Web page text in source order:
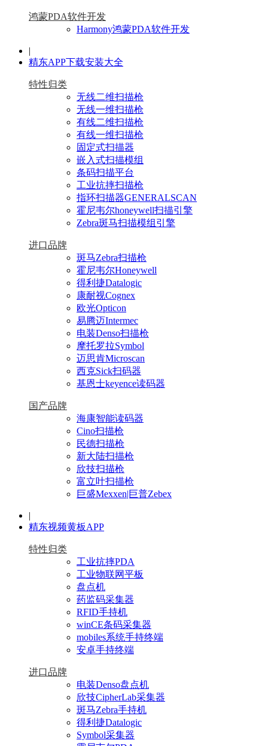
鸿蒙PDA软件开发
Harmony鸿蒙PDA软件开发
|
精东APP下载安装大全
特性归类
无线二维扫描枪
无线一维扫描枪
有线二维扫描枪
有线一维扫描枪
固定式扫描器
嵌入式扫描模组
条码扫描平台
工业抗摔扫描枪
指环扫描器GENERALSCAN
霍尼韦尔honeywell扫描引擎
Zebra斑马扫描模组引擎
进口品牌
斑马Zebra扫描枪
霍尼韦尔Honeywell
得利捷Datalogic
康耐视Cognex
欧光Opticon
易腾迈Intermec
电装Denso扫描枪
摩托罗拉Symbol
迈思肯Microscan
西克Sick扫码器
基恩士keyence读码器
国产品牌
海康智能读码器
Cino扫描枪
民德扫描枪
新大陆扫描枪
欣技扫描枪
富立叶扫描枪
巨盛Mexxen|巨普Zebex
|
精东视频黄板APP
特性归类
工业抗摔PDA
工业物联网平板
盘点机
药监码采集器
RFID手持机
winCE条码采集器
mobiles系统手持终端
安卓手持终端
进口品牌
电装Denso盘点机
欣技CipherLab采集器
斑马Zebra手持机
得利捷Datalogic
Symbol采集器